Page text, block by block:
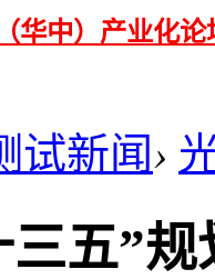
华中）产业化论
试新闻›
五”